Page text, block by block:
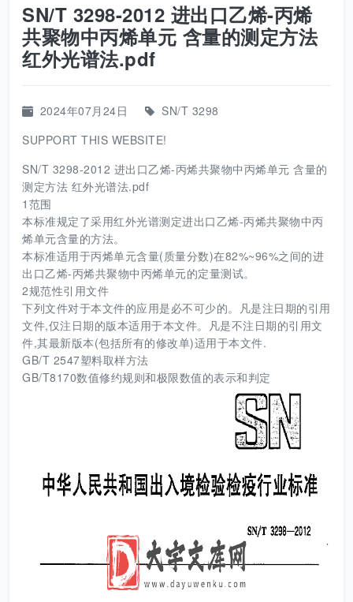
SN/T 3298-2012 进出口乙烯-丙烯
共聚物中丙烯单元 含量的测定方法
红外光谱法.pdf
2024年07月24日
SN/T 3298
SUPPORT THIS WEBSITE!
SN/T 3298-2012 进出口乙烯-丙烯共聚物中丙烯单元 含量的
测定方法 红外光谱法.pdf
1范围
本标准规定了采用红外光谱测定进出口乙烯-丙烯共聚物中丙
烯单元含量的方法。
本标准适用于丙烯单元含量(质量分数)在82%~96%之间的进
出口乙烯-丙烯共聚物中丙烯单元的定量测试。
2规范性引用文件
下列文件对于本文件的应用是必不可少的。凡是注日期的引用
文件,仅注日期的版本适用于本文件。凡是不注日期的引用文
件,其最新版本(包括所有的修改单)适用于本文件.
GB/T 2547塑料取样方法
GB/T8170数值修约规则和极限数值的表示和判定